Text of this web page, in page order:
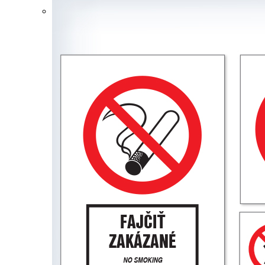
M004 Príkaz na ochranu dýchacích orgánov
M006 Príkaz na ochranu rúk
M007 Príkaz na nosenie ochranného odevu
M008 Príkaz na ochranu tváre
M009 Príkaz na použitie bezpečnostného
závesného systému
M010 Cesta vyhradená pre chodcov
M011 Značka príkazu – všeobecne
M012 Príkaz na použitie nadchodu
M013 Príkaz na vytiahnutie zo zásuvky pred
otvorením
M014 Príkaz na odpojenie pred prácou
M020 Príkaz na ochranu zraku a sluchu
M021 Príkaz na ochranu hlavy a sluchu
M022 Príkaz na ochranu hlavy a zraku
M023 Príkaz na zaistenie plynových nádrží
M024 Príkaz na použitie ochranných pásov
M025 Cesta vyhradená pre používateľov
invalidných vozíkov